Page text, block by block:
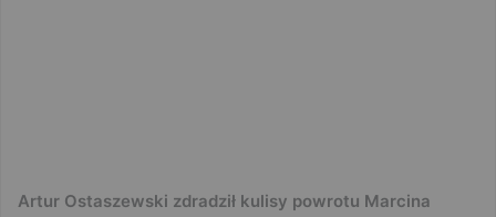
Artur Ostaszewski zdradził kulisy powrotu Marcina